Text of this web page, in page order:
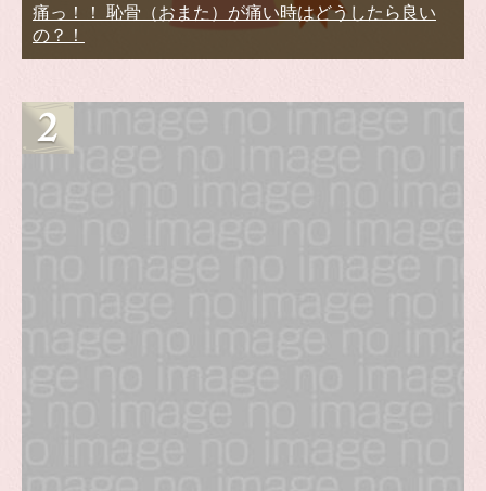
痛っ！！ 恥骨（おまた）が痛い時はどうしたら良い
の？！